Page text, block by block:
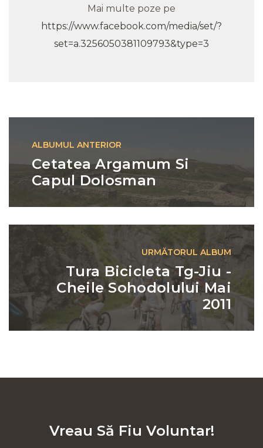
Mai multe poze pe
https://www.facebook.com/media/set/?
set=a.3256050381109793&type=3
anterior
ALBUMUL ANTERIOR
Cetatea Argamum Si
Capul Dolosman
următor
URMĂTORUL ALBUM
Tura Bicicleta Tg-Jiu -
Cheile Sohodolului Mai
2011
Vreau Să Fiu Voluntar!